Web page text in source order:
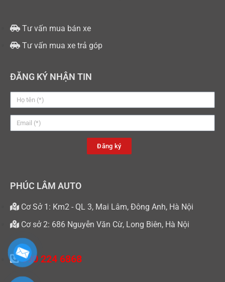
Tư vấn mua bán xe
Tư vấn mua xe trả góp
ĐĂNG KÝ NHẬN TIN
Đăng ký
PHÚC LÂM AUTO
Cơ Sở 1: Km2 - QL 3, Mai Lâm, Đông Anh, Hà Nội
Cơ sở 2: 686 Nguyễn Văn Cừ, Long Biên, Hà Nội
090 224 6868